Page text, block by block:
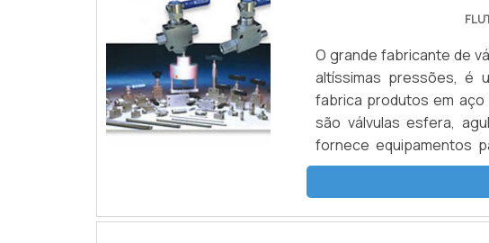
O grande fabricante de
altíssimas pressões, é
fabrica produtos em aço
são válvulas esfera,
fornece equipamentos
Suas principais
sistemas para gases e
SOBRE O PRO.